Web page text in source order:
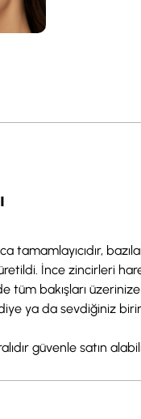
tamamlayıcıdır,
İnce zincirleri
tüm bakışları
ya da sevdiğiniz
güvenle satın